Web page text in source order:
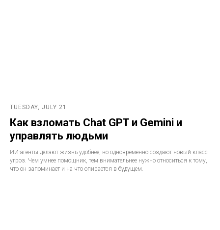
TUESDAY, JULY 21
Как взломать Chat GPT и Gemini и
управлять людьми
ИИ-агенты делают жизнь удобнее, но одновременно создают новый класс
угроз. Чем умнее помощник, тем внимательнее нужно относиться к тому,
что он запоминает и на что опирается в будущем.